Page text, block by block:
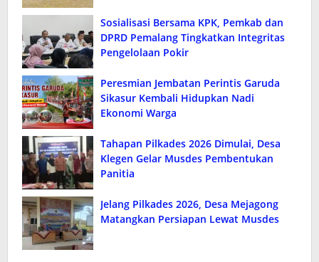
Sosialisasi Bersama KPK, Pemkab dan
DPRD Pemalang Tingkatkan Integritas
Pengelolaan Pokir
Peresmian Jembatan Perintis Garuda
Sikasur Kembali Hidupkan Nadi
Ekonomi Warga
Tahapan Pilkades 2026 Dimulai, Desa
Klegen Gelar Musdes Pembentukan
Panitia
Jelang Pilkades 2026, Desa Mejagong
Matangkan Persiapan Lewat Musdes